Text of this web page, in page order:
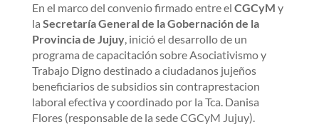
En el marco del convenio firmado entre el CGCyM y
la Secretaría General de la Gobernación de la
Provincia de Jujuy, inició el desarrollo de un
programa de capacitación sobre Asociativismo y
Trabajo Digno destinado a ciudadanos jujeños
beneficiarios de subsidios sin contraprestacion
laboral efectiva y coordinado por la Tca. Danisa
Flores (responsable de la sede CGCyM Jujuy).